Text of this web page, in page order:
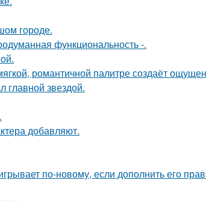
городе.
функциональность -.
романтичной палитре создаёт
главной звездой.
добавляют.
по-новому, если дополнить его